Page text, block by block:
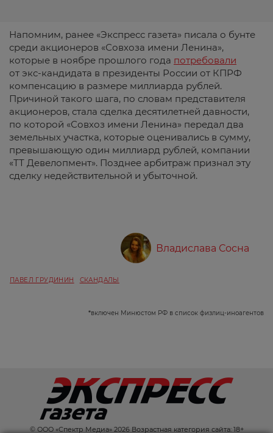
Напомним, ранее «Экспресс газета» писала о бунте
среди акционеров «Совхоза имени Ленина»,
которые в ноябре прошлого года потребовали
от экс-кандидата в президенты России от КПРФ
компенсацию в размере миллиарда рублей.
Причиной такого шага, по словам представителя
акционеров, стала сделка десятилетней давности,
по которой «Совхоз имени Ленина» передал два
земельных участка, которые оценивались в сумму,
превышающую один миллиард рублей, компании
«ТТ Девелопмент». Позднее арбитраж признал эту
сделку недействительной и убыточной.
Владислава Сосна
ПАВЕЛ ГРУДИНИН СКАНДАЛЫ
*включен Минюстом РФ в список физлиц-иноагентов
© ООО «Спектр Медиа» 2026 Возрастная категория сайта: 18+